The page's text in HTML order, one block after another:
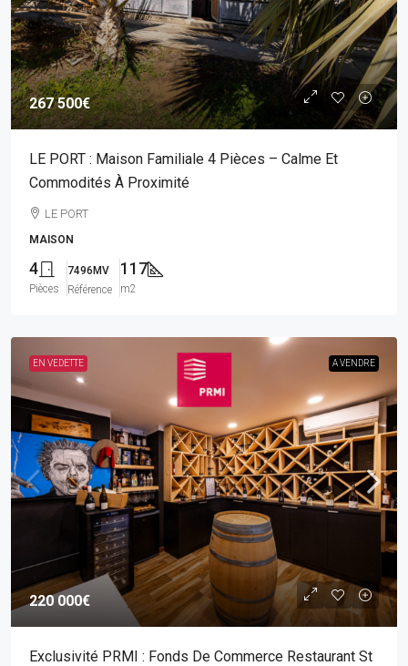
267 500€
LE PORT : Maison Familiale 4 Pièces – Calme Et
Commodités À Proximité
LE PORT
MAISON
4
Pièces
7496MV
Référence
117
m2
EN VEDETTE A VENDRE
220 000€
Exclusivité PRMI : Fonds De Commerce Restaurant St